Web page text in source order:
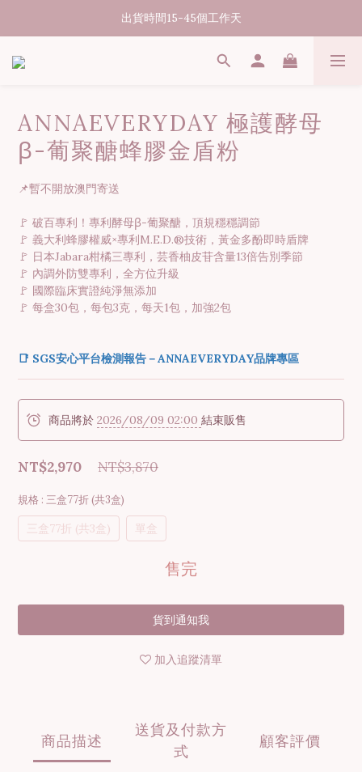
07/31-08/08 煥新盛夏 | 夏日美好節
出貨時間15-45個工作天
消費滿3000元享台灣境內免運
ANNAEVERYDAY 極護酵母
β-葡聚醣蜂膠金盾粉
📌暫不開放澳門寄送
🚩 破百專利！專利酵母β-葡聚醣，頂規穩穩調節
🚩 義大利蜂膠權威×專利M.E.D.®技術，黃金多酚即時盾牌
🚩 日本Jabara柑橘三專利，芸香柚皮苷含量13倍告別季節
🚩 內調外防雙專利，全方位升級
🚩 國際臨床實證純淨無添加
🚩 每盒30包，每包3克，每天1包，加強2包
📑 SGS安心平台檢測報告－ANNAEVERYDAY品牌專區
商品將於 2026/08/09 02:00 結束販售
NT$3,870
NT$2,970
規格 : 三盒77折 (共3盒)
三盒77折 (共3盒) 單盒
售完
貨到通知我
加入追蹤清單
商品描述
送貨及付款方
式
顧客評價